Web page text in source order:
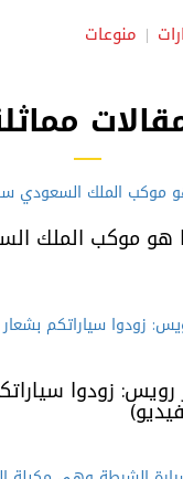
منوعات
هو موكب الملك
رويس: زودوا